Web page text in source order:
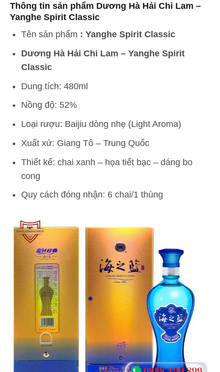
Thông tin sản phẩm Dương Hà Hải Chi Lam –
Yanghe Spirit Classic
Tên sản phẩm : Yanghe Spirit Classic
Dương Hà Hải Chi Lam – Yanghe Spirit
Classic
Dung tích: 480ml
Nồng độ: 52%
Loại rượu: Baijiu dòng nhẹ (Light Aroma)
Xuất xứ: Giang Tô – Trung Quốc
Thiết kế: chai xanh – họa tiết bạc – dáng bo
cong
Quy cách đóng nhận: 6 chai/1 thùng